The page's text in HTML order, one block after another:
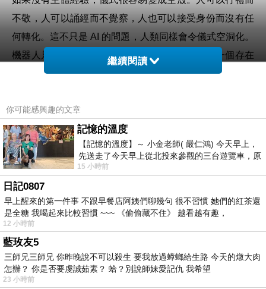
不敬，人可以誦經而不覺察，人也可以接受身份而沒有任
何轉化。這不只是 AI 的問題，人類同樣會令儀式空洞化。
機器人只是把這個問題放大到最清楚的程度：當一個存在
只做到形式，卻沒有痛苦、欲望、恐懼、責任與自我理
從佛教角度看，這個問題尤其尖銳。佛法關心心的運作。
貪、瞋、癡如何生起，執著如何形成，苦如何延續，覺察
如何出現，行為如何被重寫。戒律亦是一種訓練心行的結
構。它的目的是讓人透過約束與覺察，看見自己的慣性。
所以若一個存在沒有貪、瞋、癡，沒有衝動，沒有執著，
也沒有苦，那它「持戒」的意義便很有限。它不殺生不一
定是因為慈悲，可能只是因為程式沒有給它傷害生命的功
能。它不妄語也不一定是因為它珍惜真實，只是可能因為
資料輸出受到限制。
這不是說 AI 完全不能被放入宗教討論之中。相反，AI 很
繼續閱讀
你可能感興趣的文章
記憶的溫度
【記憶的溫度】～ 小金老師( 嚴仁鴻) 今天早上，
先送走了今天早上從北投來參觀的三台遊覽車，原
以為展場已經差不多要安靜下來，卻發
15 小時前
日記0807
早上醒來的第一件事 不跟早餐店阿姨們聊幾句 很不習慣 她們的紅茶還
是全糖 我喝起來比較習慣 ~~~ 《偷偷藏不住》 越看越有趣，
12 小時前
藍玫友5
三師兄三師兄 你昨晚說不可以殺生 要我放過蟑螂給生路 今天的燉大肉
怎辦？ 你是否要虔誠茹素？ 蛤？別說師妹愛記仇 我希望
23 小時前